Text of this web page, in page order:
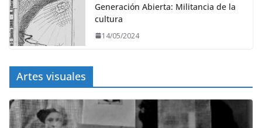
Generación Abierta: Militancia de la
cultura
14/05/2024
Artes visuales